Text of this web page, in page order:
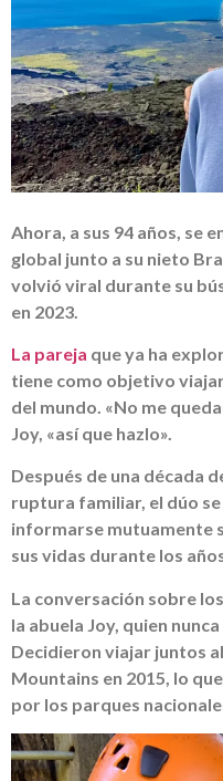
Ahora, a sus 94 años, se
global junto a su nieto
volvió viral durante su
en 2023.
La pareja que ya ha
tiene como objetivo
del mundo. «No me
Joy, «así que hazlo».
Después de una década
ruptura familiar, el dúo
informarse mutuamente
sus vidas durante los
La conversación sobre
la abuela Joy, quien
Decidieron viajar juntos
Mountains en 2015, lo
por los parques